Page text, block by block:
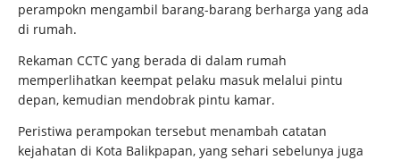
perampokn mengambil barang-barang berharga yang ada
di rumah.
Rekaman CCTC yang berada di dalam rumah
memperlihatkan keempat pelaku masuk melalui pintu
depan, kemudian mendobrak pintu kamar.
Peristiwa perampokan tersebut menambah catatan
kejahatan di Kota Balikpapan, yang sehari sebelunya juga